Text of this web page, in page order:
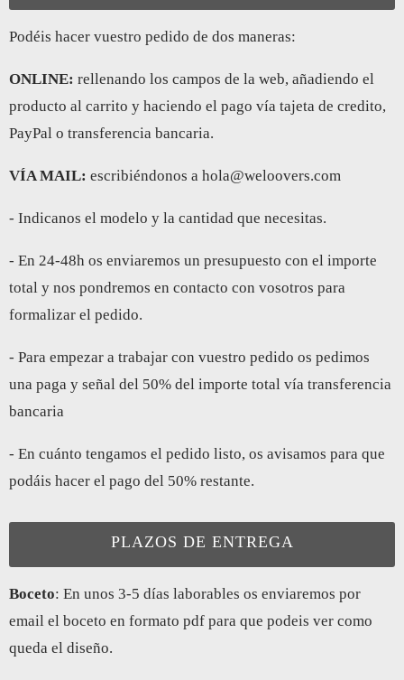
Podéis hacer vuestro pedido de dos maneras:
ONLINE: rellenando los campos de la web, añadiendo el
producto al carrito y haciendo el pago vía tajeta de credito,
PayPal o transferencia bancaria.
VÍA MAIL: escribiéndonos a hola@weloovers.com
- Indicanos el modelo y la cantidad que necesitas.
- En 24-48h os enviaremos un presupuesto con el importe
total y nos pondremos en contacto con vosotros para
formalizar el pedido.
- Para empezar a trabajar con vuestro pedido os pedimos
una paga y señal del 50% del importe total vía transferencia
bancaria
- En cuánto tengamos el pedido listo, os avisamos para que
podáis hacer el pago del 50% restante.
PLAZOS DE ENTREGA
Boceto: En unos 3-5 días laborables os enviaremos por
email el boceto en formato pdf para que podeis ver como
queda el diseño.